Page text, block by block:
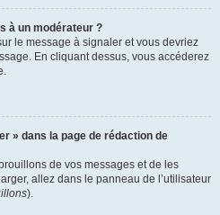
à un modérateur ?
le message à signaler et vous devriez
En cliquant dessus, vous accéderez
» dans la page de rédaction de
de vos messages et de les
allez dans le panneau de l’utilisateur
).